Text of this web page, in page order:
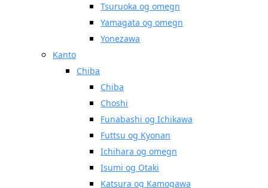
Tsuruoka og omegn
Yamagata og omegn
Yonezawa
Kanto
Chiba
Chiba
Choshi
Funabashi og Ichikawa
Futtsu og Kyonan
Ichihara og omegn
Isumi og Otaki
Katsura og Kamogawa